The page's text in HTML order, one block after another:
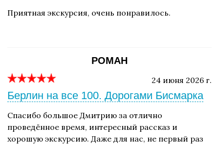
Приятная экскурсия, очень понравилось.
РОМАН
24 июня 2026 г.
Берлин на все 100. Дорогами Бисмарка
Спасибо большое Дмитрию за отлично
проведённое время, интересный рассказ и
хорошую экскурсию. Даже для нас, не первый раз